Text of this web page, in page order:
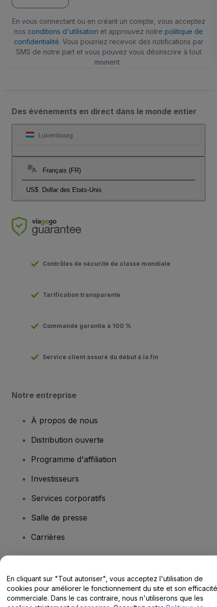
En vous connectant ou en créant un compte, vous acceptez
nos conditions d'utilisation et approuvez notre politique de
confidentialité. Vous pourriez recevoir des notifications par
SMS de notre part et vous pouvez vous désinscrire à tout
moment.
Des événements en direct dans le monde entier
Luxembourg
Français (FR)
US$ Dollar des Etats-Unis
Contrôles de sécurité de classe mondiale
Tarification transparente
Commande garantie à 100 %
Service client assuré du début à la fin
Notre entreprise
À propos de nous
Distribution ouverte
Programme d'affiliation
Investisseurs
Services corporatifs
Salle de presse
Carrières
Centre d'assistance / Nous contacter
En cliquant sur "Tout autoriser", vous acceptez l'utilisation de
cookies pour améliorer le fonctionnement du site et son efficacité
commerciale. Dans le cas contraire, nous n'utiliserons que les